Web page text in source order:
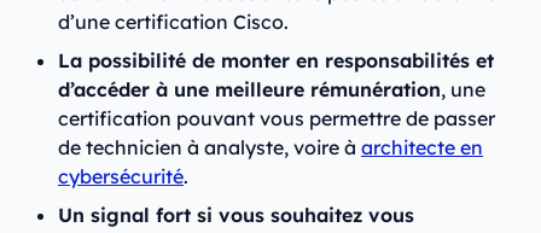
d’une certification Cisco.
La possibilité de monter en responsabilités et
d’accéder à une meilleure rémunération, une
certification pouvant vous permettre de passer
de technicien à analyste, voire à architecte en
cybersécurité.
Un signal fort si vous souhaitez vous